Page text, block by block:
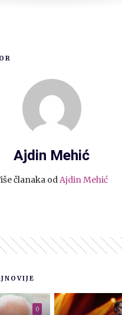
Ajdin Mehić
članaka odAjdin Mehić
0